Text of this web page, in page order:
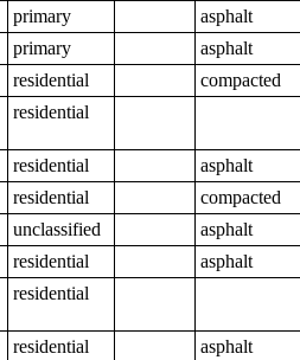
primary
asphalt
primary
asphalt
residential
compacted
residential
residential
asphalt
residential
compacted
unclassified
asphalt
residential
asphalt
residential
residential asphalt